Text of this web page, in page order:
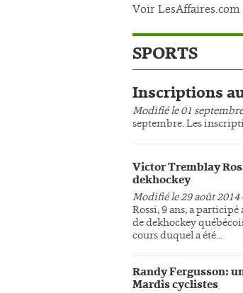
Voir LesAffaires.com
SPORTS
Inscriptions
Modifié le 01
septembre. Les
Victor Tremblay
dekhockey
Modifié le 29 août 2014
Rossi, 9 ans, a
de dekhockey
cours duquel a été...
Randy Fergusson:
Mardis cyclistes